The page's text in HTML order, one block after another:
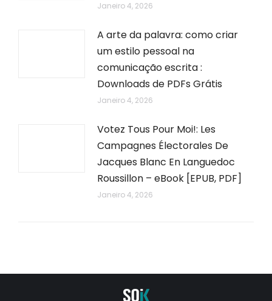
Janeiro 4, 2026
A arte da palavra: como criar
um estilo pessoal na
comunicação escrita :
Downloads de PDFs Grátis
Janeiro 4, 2026
Votez Tous Pour Moi!: Les
Campagnes Électorales De
Jacques Blanc En Languedoc
Roussillon – eBook [EPUB, PDF]
Janeiro 4, 2026